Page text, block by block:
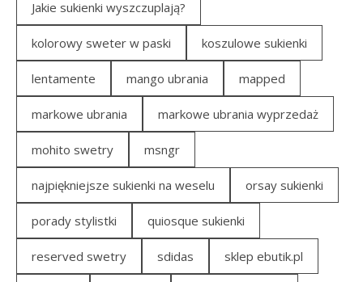
Jakie sukienki wyszczuplają?
kolorowy sweter w paski koszulowe sukienki
lentamente mango ubrania mapped
markowe ubrania markowe ubrania wyprzedaż
mohito swetry msngr
najpiękniejsze sukienki na weselu orsay sukienki
porady stylistki quiosque sukienki
reserved swetry sdidas sklep ebutik.pl